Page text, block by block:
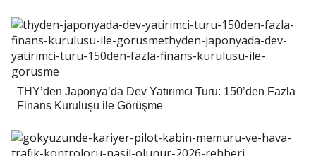
THY’den Japonya’da Dev Yatırımcı Turu: 150’den Fazla
Finans Kuruluşu ile Görüşme